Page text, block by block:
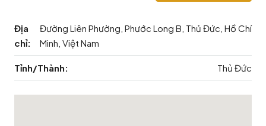
Địa
chỉ:
Đường Liên Phường, Phước Long B, Thủ Đức, Hồ Chí
Minh, Việt Nam
Tỉnh/Thành: Thủ Đức